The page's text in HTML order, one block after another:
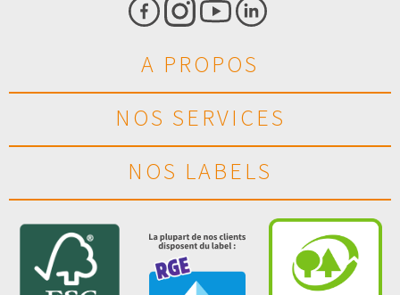
A PROPOS
NOS SERVICES
NOS LABELS